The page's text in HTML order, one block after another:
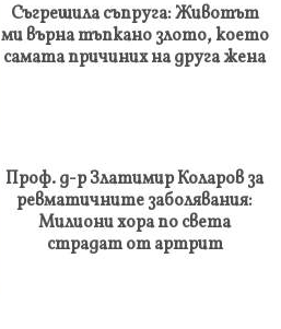
Съгрешила съпруга: Животът
ми върна тъпкано злото, което
самата причиних на друга жена
Проф. д-р Златимир Коларов за
ревматичните заболявания:
Милиони хора по света
страдат от артрит